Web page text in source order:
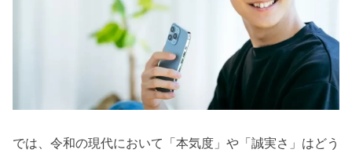
では、令和の現代において「本気度」や「誠実さ」はどう